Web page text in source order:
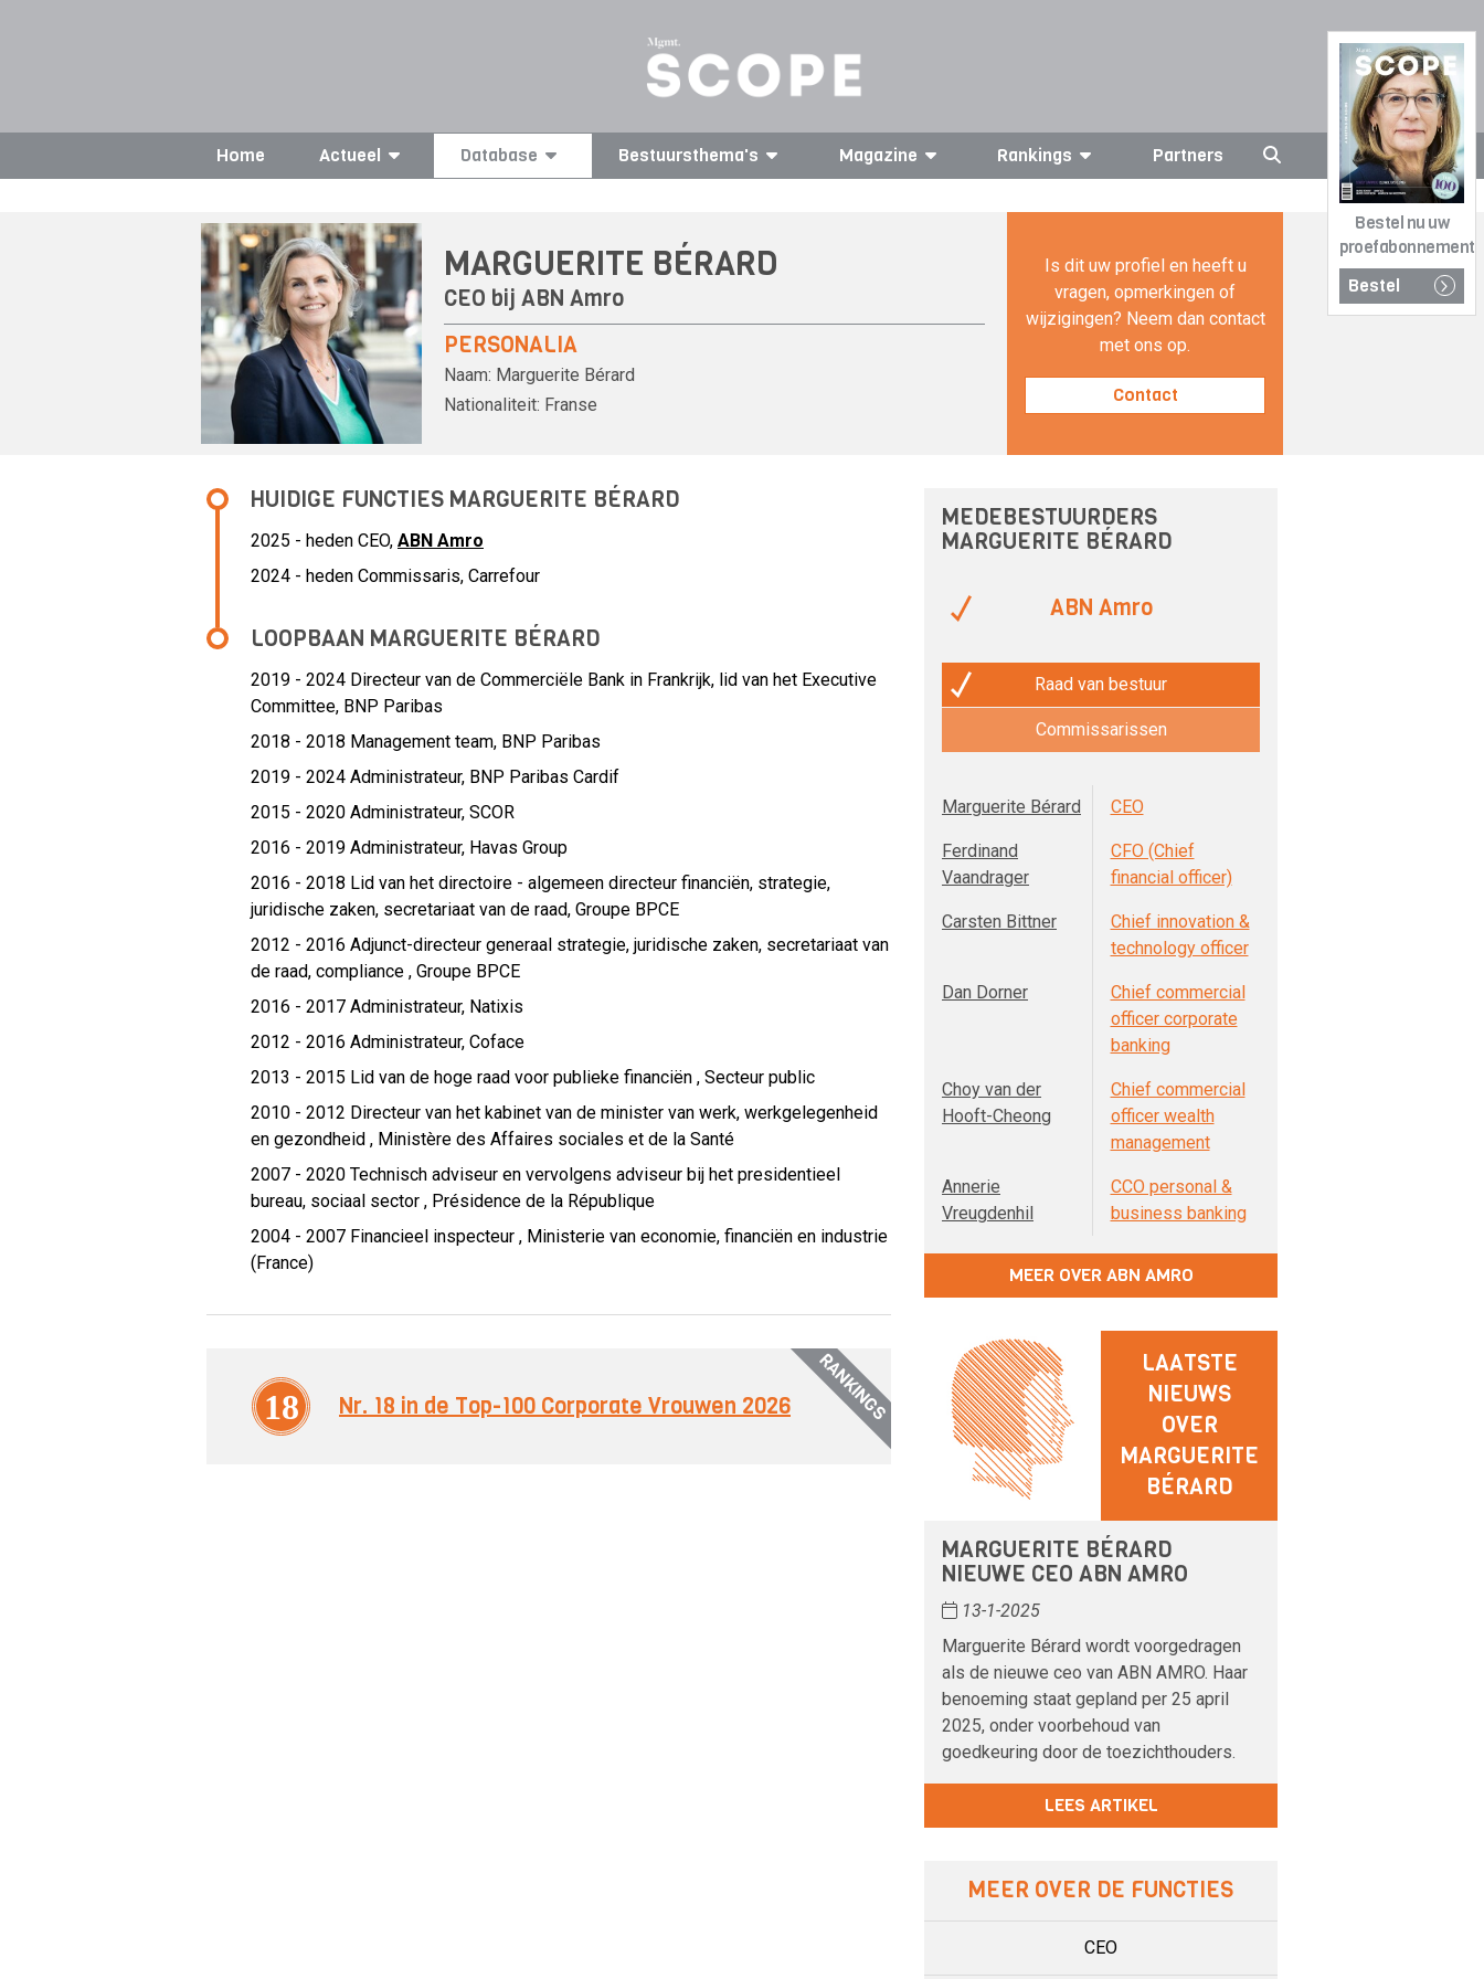
Bestel nu uw
proefabonnement
Bestel
Home Actueel Database Bestuursthema's Magazine Rankings Partners
MARGUERITE BÉRARD
CEO bij ABN Amro
PERSONALIA
Naam: Marguerite Bérard
Nationaliteit: Franse
Is dit uw profiel en heeft u
vragen, opmerkingen of
wijzigingen? Neem dan contact
met ons op.
Contact
HUIDIGE FUNCTIES MARGUERITE BÉRARD
2025 - heden CEO, ABN Amro
2024 - heden Commissaris, Carrefour
LOOPBAAN MARGUERITE BÉRARD
2019 - 2024 Directeur van de Commerciële Bank in Frankrijk, lid van het Executive
Committee, BNP Paribas
2018 - 2018 Management team, BNP Paribas
2019 - 2024 Administrateur, BNP Paribas Cardif
2015 - 2020 Administrateur, SCOR
2016 - 2019 Administrateur, Havas Group
2016 - 2018 Lid van het directoire - algemeen directeur financiën, strategie,
juridische zaken, secretariaat van de raad, Groupe BPCE
2012 - 2016 Adjunct-directeur generaal strategie, juridische zaken, secretariaat van
de raad, compliance , Groupe BPCE
2016 - 2017 Administrateur, Natixis
2012 - 2016 Administrateur, Coface
2013 - 2015 Lid van de hoge raad voor publieke financiën , Secteur public
2010 - 2012 Directeur van het kabinet van de minister van werk, werkgelegenheid
en gezondheid , Ministère des Affaires sociales et de la Santé
2007 - 2020 Technisch adviseur en vervolgens adviseur bij het presidentieel
bureau, sociaal sector , Présidence de la République
2004 - 2007 Financieel inspecteur , Ministerie van economie, financiën en industrie
(France)
RANKINGS
18 Nr. 18 in de Top-100 Corporate Vrouwen 2026
MEDEBESTUURDERS
MARGUERITE BÉRARD
ABN Amro
Raad van bestuur
Commissarissen
Marguerite Bérard CEO
Ferdinand
Vaandrager
CFO (Chief
financial officer)
Carsten Bittner
Chief innovation &
technology officer
Dan Dorner
Chief commercial
officer corporate
banking
Choy van der
Hooft-Cheong
Chief commercial
officer wealth
management
Annerie
Vreugdenhil
CCO personal &
business banking
MEER OVER ABN AMRO
LAATSTE
NIEUWS
OVER
MARGUERITE
BÉRARD
MARGUERITE BÉRARD
NIEUWE CEO ABN AMRO
13-1-2025
Marguerite Bérard wordt voorgedragen
als de nieuwe ceo van ABN AMRO. Haar
benoeming staat gepland per 25 april
2025, onder voorbehoud van
goedkeuring door de toezichthouders.
LEES ARTIKEL
MEER OVER DE FUNCTIES
CEO